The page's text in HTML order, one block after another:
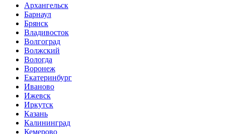
Архангельск
Барнаул
Брянск
Владивосток
Волгоград
Волжский
Вологда
Воронеж
Екатеринбург
Иваново
Ижевск
Иркутск
Казань
Калининград
Кемерово